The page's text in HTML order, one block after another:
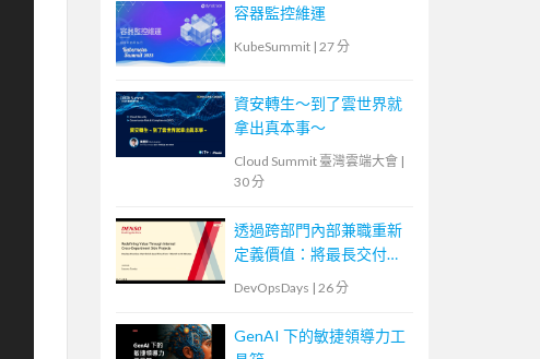
容器監控維運
KubeSummit | 27 分
資安轉生～到了雲世界就
拿出真本事～
Cloud Summit 臺灣雲端大會 |
30 分
透過跨部門內部兼職重新
定義價值：將最長交付週
期從 1 個月縮短到 10 分
DevOpsDays | 26 分
GenAI 下的敏捷領導力工